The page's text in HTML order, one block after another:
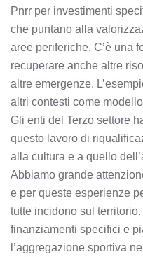
Pnrr per investimenti
che puntano alla
aree periferiche. C’è una
recuperare anche altre
altre emergenze.
altri contesti come
Gli enti del Terzo settore
questo lavoro di
alla cultura e a quello
Abbiamo grande
e per queste esperienze
tutte incidono sul
finanziamenti specifici e
l’aggregazione sportiva